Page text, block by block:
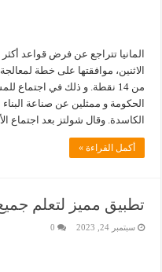
المانيا تتراجع عن فرض قواعد أكثر
الاثنين، موافقتها على خطة
من 14 نقطة. و ذلك في اجتماع
الحكومة و ممثلين عن صناعة البناء
الكاسدة. وقال شولتز بعد اجتماع
أكمل القراءة »
تطبيق مميز لتعلم جميع
سبتمبر 24, 2023 0